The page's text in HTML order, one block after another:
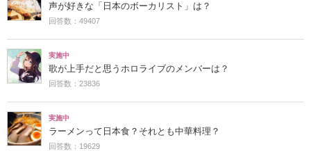
声が好きな「日本のボーカリスト」は？
回答数：49407
実施中
歌が上手だと思うホロライブのメンバーは？
回答数：23836
実施中
ラーメンって日本食？それとも中華料理？
回答数：19629